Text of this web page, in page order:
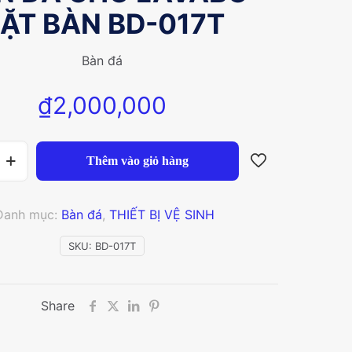
BÀN BD-017T
Bàn đá
₫2,000,000
Thêm vào giỏ hàng
SKU: BD-017T
mục: Bàn đá, THIẾT BỊ VỆ SINH
Share